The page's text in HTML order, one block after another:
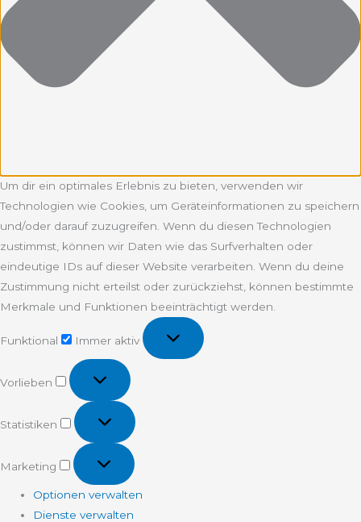
Um dir ein optimales Erlebnis zu bieten, verwenden wir
Technologien wie Cookies, um Geräteinformationen zu speichern
und/oder darauf zuzugreifen. Wenn du diesen Technologien
zustimmst, können wir Daten wie das Surfverhalten oder
eindeutige IDs auf dieser Website verarbeiten. Wenn du deine
Zustimmung nicht erteilst oder zurückziehst, können bestimmte
Merkmale und Funktionen beeinträchtigt werden.
Funktional
Immer aktiv
Vorlieben
Vorlieben
Statistiken
Statistiken
Marketing
Marketing
Optionen verwalten
Dienste verwalten